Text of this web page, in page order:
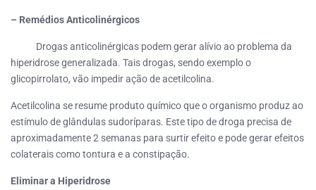
– Remédios Anticolinérgicos
Drogas anticolinérgicas podem gerar alívio ao problema da
hiperidrose generalizada. Tais drogas, sendo exemplo o
glicopirrolato, vão impedir ação de acetilcolina.
Acetilcolina se resume produto químico que o organismo produz ao
estímulo de glândulas sudoríparas. Este tipo de droga precisa de
aproximadamente 2 semanas para surtir efeito e pode gerar efeitos
colaterais como tontura e a constipação.
Eliminar a Hiperidrose